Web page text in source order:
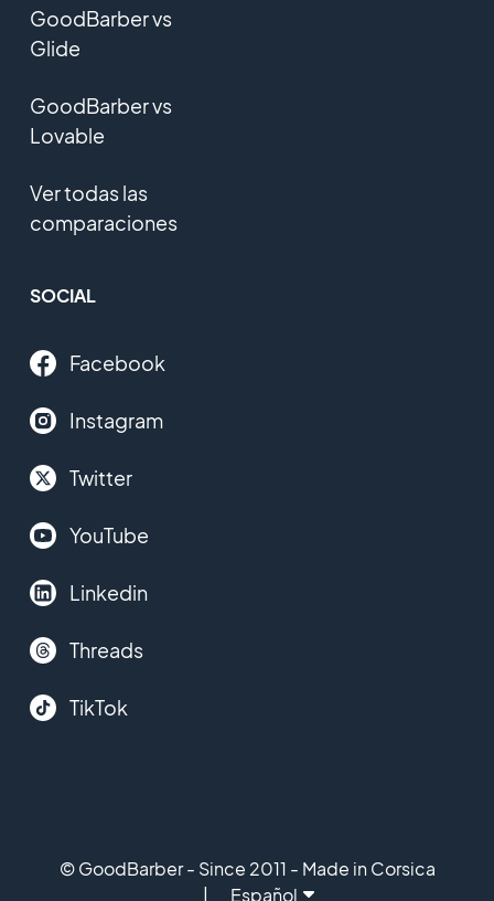
GoodBarber vs
Glide
GoodBarber vs
Lovable
Ver todas las
comparaciones
SOCIAL
Facebook
Instagram
Twitter
YouTube
Linkedin
Threads
TikTok
© GoodBarber - Since 2011 - Made in Corsica
Español